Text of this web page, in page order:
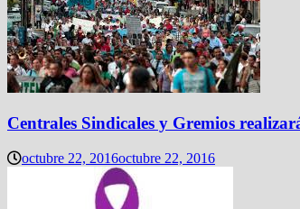
Centrales Sindicales y Gremios
octubre 22, 2016octubre 22, 2016